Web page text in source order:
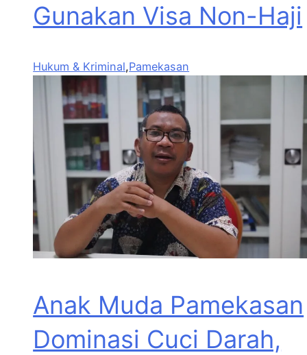
Gunakan Visa Non-Haji
Hukum & Kriminal,Pamekasan
Anak Muda Pamekasan
Dominasi Cuci Darah,